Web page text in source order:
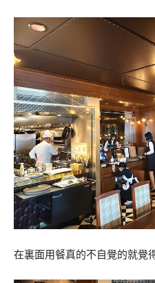
在裏面用餐真的不自覺的就覺